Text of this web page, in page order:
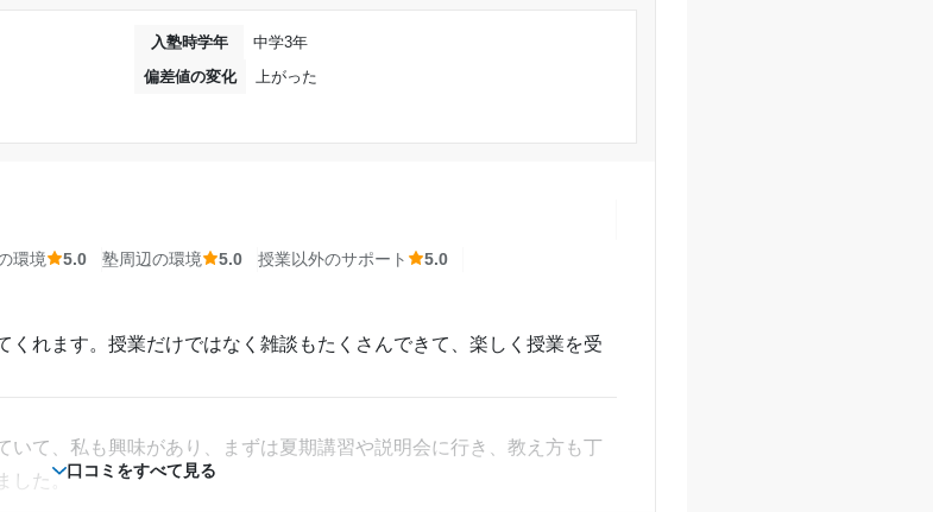
円〜40,000円
志望校：
合格
やすいと思います。対応もとても親切で、子供も勉強わかりますい
広いほどではないけど、入りやすいし、周辺の環境とかは、いいと
トはしっかりしてくれます。相談すると、一緒に考えていただい
とアドバイスもくれます。
年5月〜通塾中 (投稿日時点)
口コミをすべて見る
入塾時学年
中学3年
偏差値の変化
上がった
環境 5.0 塾周辺の環境 5.0 授業以外のサポート
5.0
くれます。授業だけではなく雑談もたくさんできて、楽しく授業を受
いて、私も興味があり、まずは夏期講習や説明会に行き、教え方も丁
した。